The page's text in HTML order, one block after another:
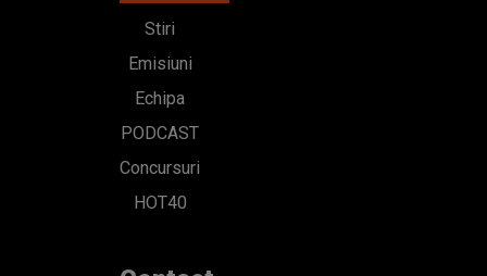
Stiri
Emisiuni
Echipa
PODCAST
Concursuri
HOT40